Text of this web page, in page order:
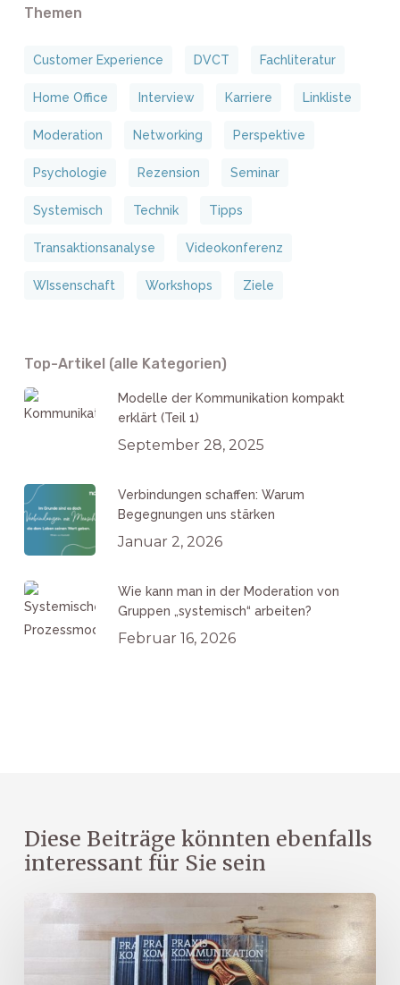
Themen
Customer Experience DVCT Fachliteratur
Home Office Interview Karriere Linkliste
Moderation Networking Perspektive
Psychologie Rezension Seminar
Systemisch Technik Tipps
Transaktionsanalyse Videokonferenz
WIssenschaft Workshops Ziele
Top-Artikel (alle Kategorien)
Modelle der Kommunikation kompakt
erklärt (Teil 1)
September 28, 2025
Verbindungen schaffen: Warum
Begegnungen uns stärken
Januar 2, 2026
Wie kann man in der Moderation von
Gruppen „systemisch“ arbeiten?
Februar 16, 2026
Diese Beiträge könnten ebenfalls
interessant für Sie sein
Arbeitsbeziehung